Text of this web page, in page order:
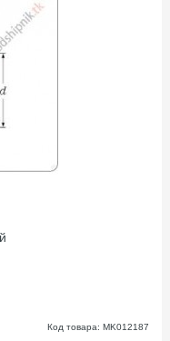
Код товара: MK012187